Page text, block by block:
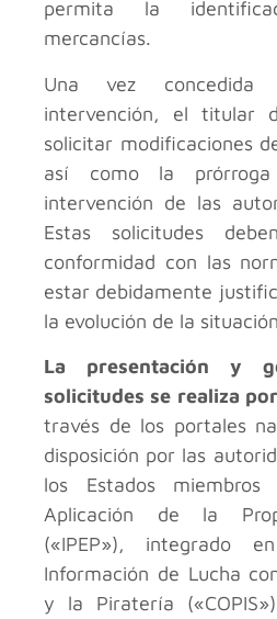
permita la
mercancías.
Una vez
intervención, el titular
solicitar modificaciones
así como la
intervención de las
Estas solicitudes
conformidad con las
estar debidamente
la evolución de la
La presentación y
solicitudes se realiza
través de los portales
disposición por las
los Estados
Aplicación de la
(«IPEP»), integrado
Información de Lucha
y la Piratería